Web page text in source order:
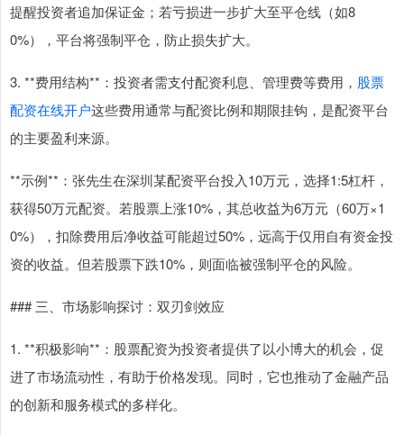
提醒投资者追加保证金；若亏损进一步扩大至平仓线（如8
0%），平台将强制平仓，防止损失扩大。
3. **费用结构**：投资者需支付配资利息、管理费等费用， 股票
配资在线开户这些费用通常与配资比例和期限挂钩，是配资平台
的主要盈利来源。
**示例**：张先生在深圳某配资平台投入10万元，选择1:5杠杆，
获得50万元配资。若股票上涨10%，其总收益为6万元（60万×1
0%），扣除费用后净收益可能超过50%，远高于仅用自有资金投
资的收益。但若股票下跌10%，则面临被强制平仓的风险。
### 三、市场影响探讨：双刃剑效应
1. **积极影响**：股票配资为投资者提供了以小博大的机会，促
进了市场流动性，有助于价格发现。同时，它也推动了金融产品
的创新和服务模式的多样化。